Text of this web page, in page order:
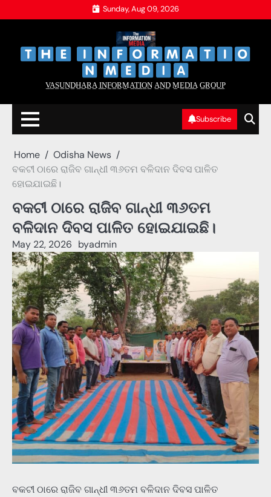
to
Sunday, Aug 09, 2026
V̲A̲S̲U̲N̲D̲H̲A̲R̲A̲ I̲N̲F̲O̲R̲M̲A̲T̲I̲O̲N̲ A̲N̲D̲ M̲E̲D̲I̲A̲ G̲R̲O̲U̲P̲
Subscribe
Home
Odisha News
ବକଟୀ ଠାରେ ରାଜିବ ଗାନ୍ଧୀ ୩୬ତମ ବଳିଦାନ ଦିବସ ପାଳିତ
ହୋଇଯାଇଛି।
ବକଟୀ ଠାରେ ରାଜିବ ଗାନ୍ଧୀ ୩୬ତମ
ବଳିଦାନ ଦିବସ ପାଳିତ ହୋଇଯାଇଛି।
May 22, 2026 byadmin
ବକଟୀ ଠାରେ ରାଜିବ ଗାନ୍ଧୀ ୩୬ତମ ବଳିଦାନ ଦିବସ ପାଳିତ